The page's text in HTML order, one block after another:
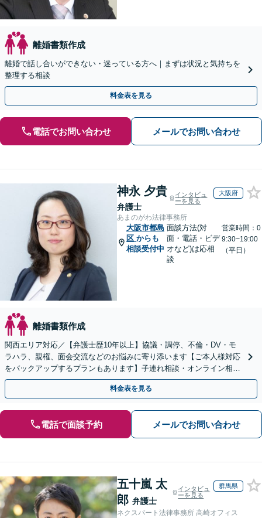
離婚書類作成
離婚で話し合いができない・迷っている方へ｜まずは状況と気持ちを
整理する相談
料金表を見る
電話でお問い合わせ メールでお問い合わせ
神永 夕貴
弁護士
インタビュ
ーを見る
大阪府
あまのがわ法律事務所
大阪市都島
区 からも
相談受付中
面談方法(対
面・電話・ビデ
オなど)は応相
談
営業時間：0
9:30~19:00
（平日）
離婚書類作成
関西エリア対応／【弁護士歴10年以上】協議・調停、不倫・DV・モ
ラハラ、親権、面会交流などのお悩みに寄り添います【ご本人様対応
をバックアップするプランもあります】子連れ相談・オンライン相談
OK【直接初回面談30分無料】
料金表を見る
電話で面談予約 メールでお問い合わせ
五十嵐 太
郎 弁護士
インタビュ
ーを見る
群馬県
ネクスパート法律事務所 高崎オフィス